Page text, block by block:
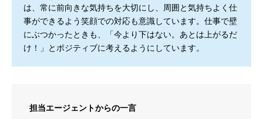
は、常に前向きな気持ちを大切にし、周囲と気持ちよく仕
事ができるよう笑顔での対応も意識しています。仕事で壁
にぶつかったときも、「今より下はない。あとは上がるだ
け！」とポジティブに考えるようにしています。
担当エージェントからの一言